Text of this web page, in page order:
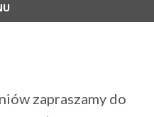
zapraszamy do